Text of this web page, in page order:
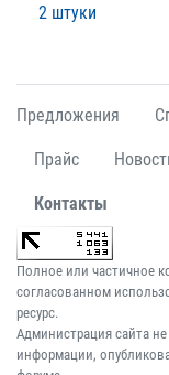
2 штуки
Предложения
Прайс
Контакты
Полное или частичное
согласованном
ресурс.
Администрация сайта
информации,